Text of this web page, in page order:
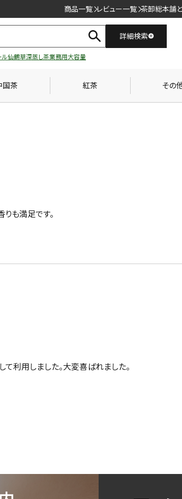
商品一覧 レビュー一覧 茶卸総本舗
ル仙鶴草深蒸し茶業務用大容量
詳細検索
国茶 紅茶 その
も満足です。
利用しました。大変喜ばれました。